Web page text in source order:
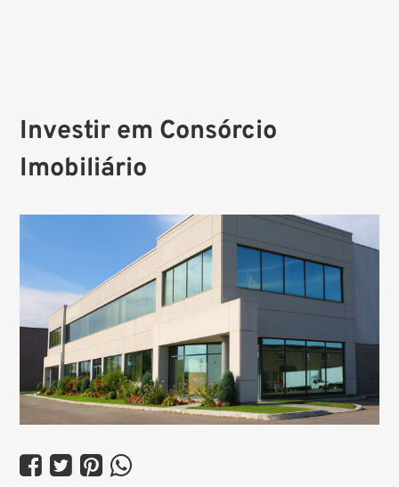
Investir em Consórcio
Imobiliário
   